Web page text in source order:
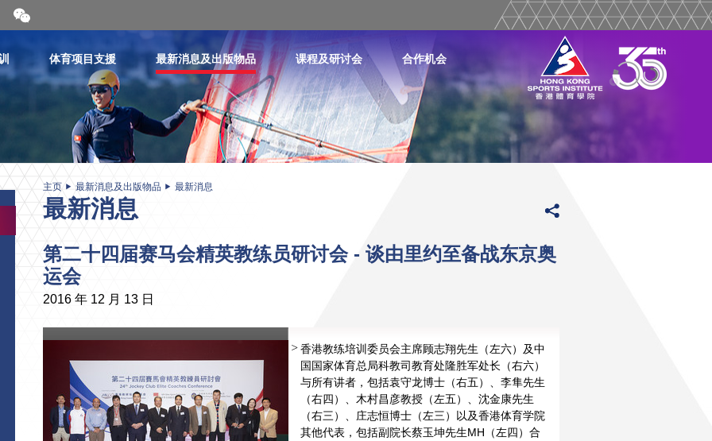
开
合
维
体育项目支援 最新消息及出版物品 课程及研讨会 合作机会
主页 最新消息及出版物品 最新消息
最新消息
第二十四届赛马会精英教练员研讨会 - 谈由里约至备战东京奥
运会
2016 年 12 月 13 日
香港教练培训委员会主席顾志翔先生（左六）及中
国国家体育总局科教司教育处隆胜军处长（右六）
与所有讲者，包括袁守龙博士（右五）、李隼先生
（右四）、木村昌彦教授（左五）、沈金康先生
（右三）、庄志恒博士（左三）以及香港体育学院
其他代表，包括副院长蔡玉坤先生MH（左四）合